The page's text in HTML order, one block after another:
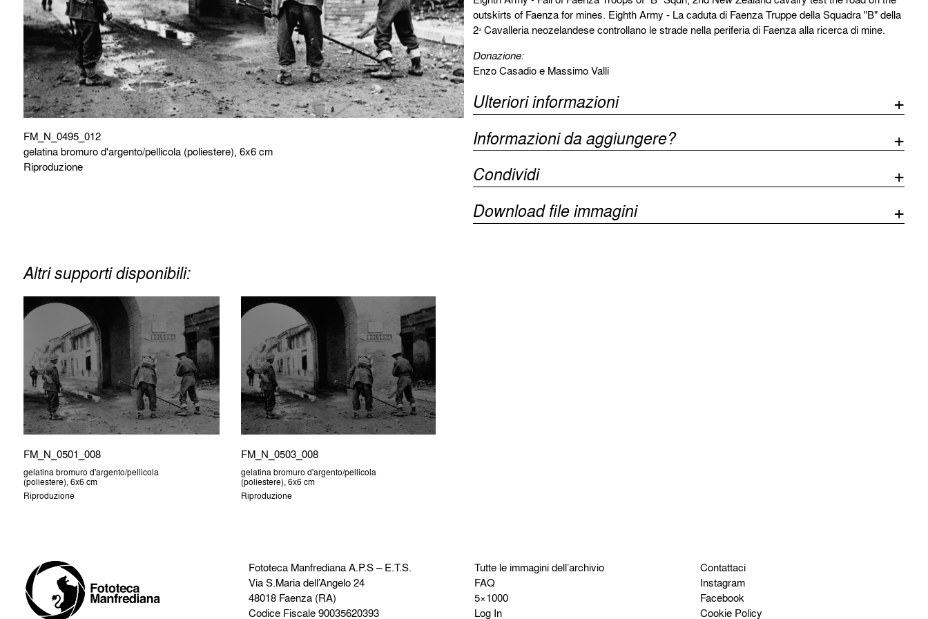
FM_N_0495_012
gelatina bromuro d'argento/pellicola (poliestere), 6x6 cm
Riproduzione
outskirts of Faenza for mines. Eighth Army - La caduta di Faenza Truppe della Squadra "B" della
2ᵃ Cavalleria neozelandese controllano le strade nella periferia di Faenza alla ricerca di mine.
Donazione:
Enzo Casadio e Massimo Valli
Ulteriori informazioni
Informazioni da aggiungere?
Condividi
Download file immagini
Altri supporti disponibili:
FM_N_0501_008
gelatina bromuro d'argento/pellicola
(poliestere), 6x6 cm
Riproduzione
FM_N_0503_008
gelatina bromuro d'argento/pellicola
(poliestere), 6x6 cm
Riproduzione
Fototeca ManfredianaA.P.S – E.T.S.
Via S.Maria dell’Angelo 24
48018 Faenza (RA)
Codice Fiscale 90035620393
Tutte le immagini dell’archivio
FAQ
5×1000
Log In
Contattaci
Instagram
Facebook
Cookie Policy